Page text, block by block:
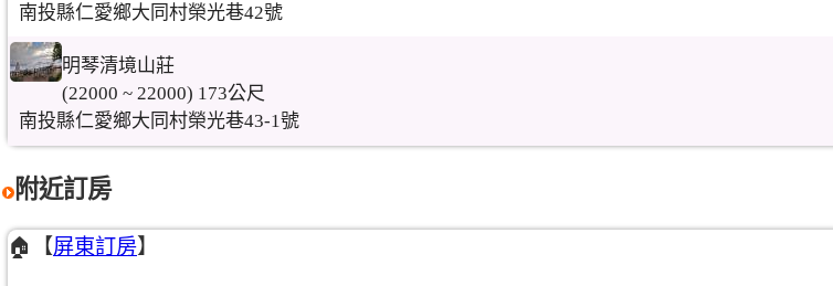
南投縣仁愛鄉大同村榮光巷42號
明琴清境山莊
(22000 ~ 22000) 173公尺
南投縣仁愛鄉大同村榮光巷43-1號
附近訂房
🏠【屏東訂房】